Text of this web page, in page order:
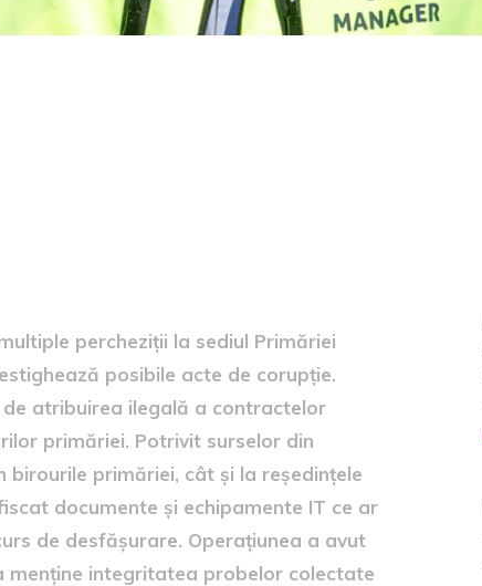
percheziții la sediul Primăriei
posibile acte de corupție.
atribuirea ilegală a contractelor
primăriei. Potrivit surselor din
primăriei, cât și la reședințele
documente și echipamente IT ce ar
de desfășurare. Operațiunea a avut
integritatea probelor colectate